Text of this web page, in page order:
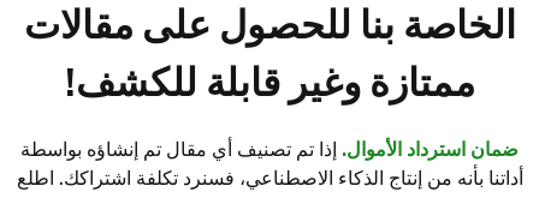
الخاصة بنا للحصول على مقالات
ممتازة وغير قابلة للكشف!
ضمان استرداد الأموال. إذا تم تصنيف أي مقال تم إنشاؤه بواسطة
أداتنا بأنه من إنتاج الذكاء الاصطناعي، فسنرد تكلفة اشتراكك. اطلع